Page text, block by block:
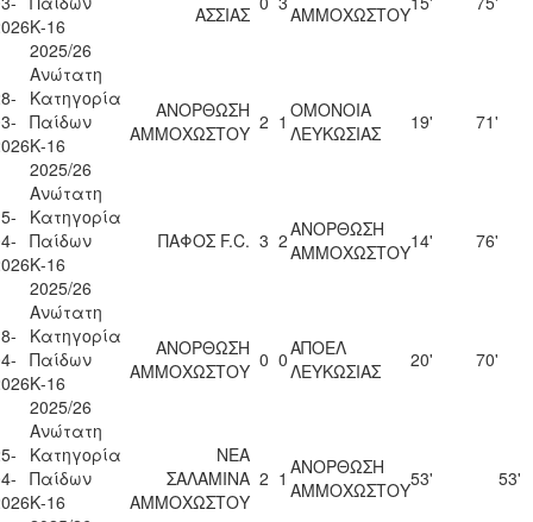
Κ-16
2025/26
ΑΣΣΙΑΣ
ΑΜΜΟΧΩΣΤΟΥ
Ανώτατη
Κατηγορία
Παίδων
Κ-16
2025/26
ΑΝΟΡΘΩΣΗ
ΑΜΜΟΧΩΣΤΟΥ 2 1 ΟΜΟΝΟΙΑ
ΛΕΥΚΩΣΙΑΣ
19' 71'
Ανώτατη
Κατηγορία
Παίδων
Κ-16
2025/26
ΠΑΦΟΣ F.C. 3 2ΑΝΟΡΘΩΣΗ
ΑΜΜΟΧΩΣΤΟΥ14' 76'
Ανώτατη
Κατηγορία
Παίδων
Κ-16
2025/26
ΑΝΟΡΘΩΣΗ
ΑΜΜΟΧΩΣΤΟΥ 0 0ΑΠΟΕΛ
ΛΕΥΚΩΣΙΑΣ
20' 70'
Ανώτατη
Κατηγορία
Παίδων
Κ-16
ΝΕΑ
ΣΑΛΑΜΙΝΑ
ΑΜΜΟΧΩΣΤΟΥ
2 1 ΑΝΟΡΘΩΣΗ
ΑΜΜΟΧΩΣΤΟΥ53' 53'